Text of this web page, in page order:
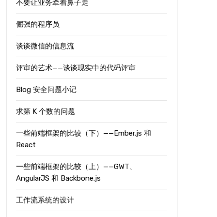
不要让业务牵着鼻子走
倔强的程序员
谈谈微信的信息流
评审的艺术——谈谈现实中的代码评审
Blog 安全问题小记
求第 K 个数的问题
一些前端框架的比较（下）——Ember.js 和
React
一些前端框架的比较（上）——GWT、
AngularJS 和 Backbone.js
工作流系统的设计